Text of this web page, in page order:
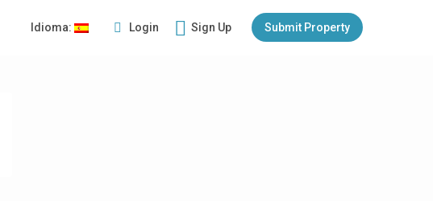
Login Sign Up Submit Property
Idioma: